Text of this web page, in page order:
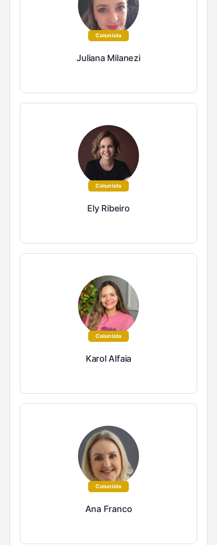
Colunista
Juliana Milanezi
Colunista
Ely Ribeiro
Colunista
Karol Alfaia
Colunista
Ana Franco